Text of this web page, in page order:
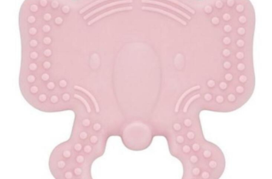
Kreveci, ljuljaške i ležaljke
Kadice, noše i adapteri
Hranilice, flašice i cucle
Monitori, Ogradice i tricikli
Posteljine, vrećice i baldahini